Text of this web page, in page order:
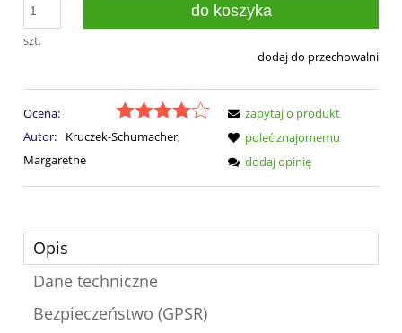
szt.
do koszyka
dodaj do przechowalni
Ocena:
Autor:
Kruczek-Schumacher,
Margarethe
zapytaj o produkt
poleć znajomemu
dodaj opinię
Opis
Dane techniczne
Bezpieczeństwo (GPSR)